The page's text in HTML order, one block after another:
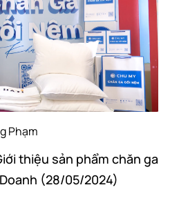
Phạm
thiệu sản phẩm chăn ga
(28/05/2024)